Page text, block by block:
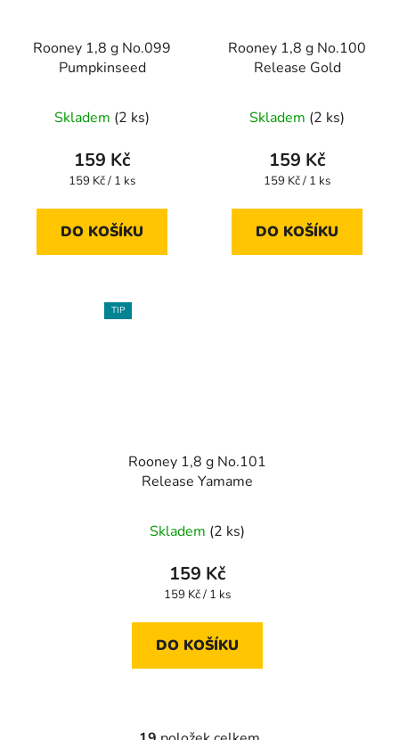
Rooney 1,8 g No.099
Pumpkinseed
Skladem (2 ks)
159 Kč
Měrná
159 Kč / 1 ks
DO KOŠÍKU
Rooney 1,8 g No.100
Release Gold
Skladem (2 ks)
159 Kč
Měrná
159 Kč / 1 ks
DO KOŠÍKU
TIP
Rooney 1,8 g No.101
Release Yamame
Skladem (2 ks)
159 Kč
Měrná
159 Kč / 1 ks
DO KOŠÍKU